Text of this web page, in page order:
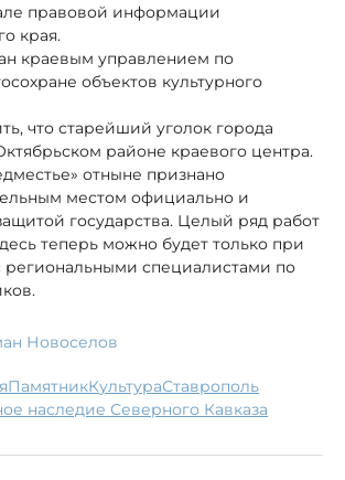
правовой информации
края.
краевым управлением по
объектов культурного
что старейший уголок города
районе краевого центра.
отныне признано
местом официально и
государства. Целый ряд работ
теперь можно будет только при
региональными специалистами по
Новоселов
памятник культура
Ставрополь
наследие Северного Кавказа